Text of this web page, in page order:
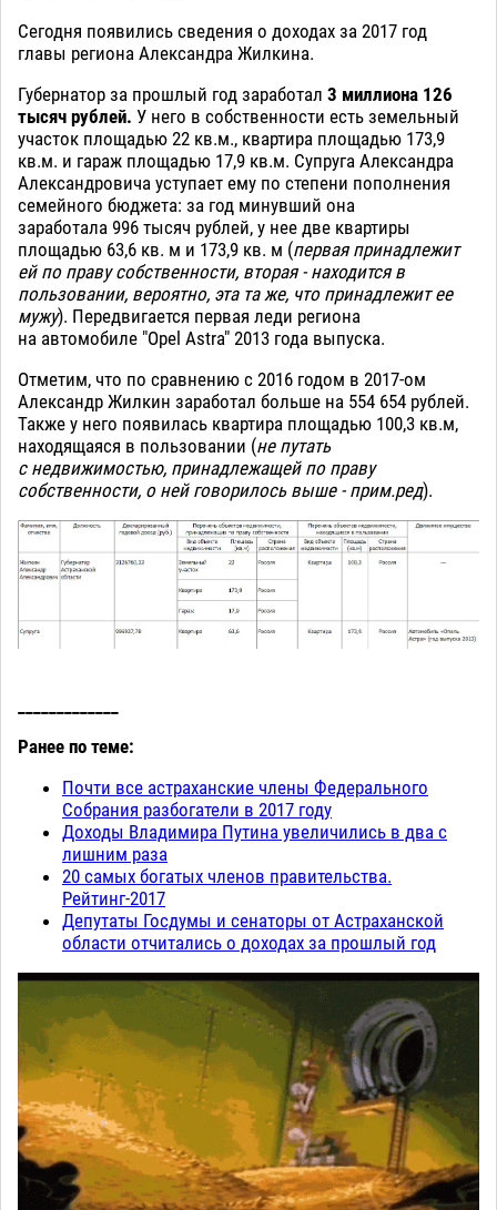
Сегодня появились сведения о доходах за 2017 год
главы региона Александра Жилкина.
Губернатор за прошлый год заработал 3 миллиона 126
тысяч рублей. У него в собственности есть земельный
участок площадью 22 кв.м., квартира площадью 173,9
кв.м. и гараж площадью 17,9 кв.м. Супруга Александра
Александровича уступает ему по степени пополнения
семейного бюджета: за год минувший она
заработала 996 тысяч рублей, у нее две квартиры
площадью 63,6 кв. м и 173,9 кв. м (первая принадлежит
ей по праву собственности, вторая - находится в
пользовании, вероятно, эта та же, что принадлежит ее
мужу). Передвигается первая леди региона
на автомобиле "Opel Astra" 2013 года выпуска.
Отметим, что по сравнению с 2016 годом в 2017-ом
Александр Жилкин заработал больше на 554 654 рублей.
Также у него появилась квартира площадью 100,3 кв.м,
находящаяся в пользовании (не путать
с недвижимостью, принадлежащей по праву
собственности, о ней говорилось выше - прим.ред).
Ранее по теме:
Почти все астраханские члены Федерального
Собрания разбогатели в 2017 году
Доходы Владимира Путина увеличились в два с
лишним раза
20 самых богатых членов правительства.
Рейтинг-2017
Депутаты Госдумы и сенаторы от Астраханской
области отчитались о доходах за прошлый год